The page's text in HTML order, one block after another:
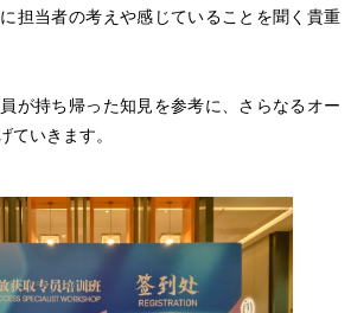
担当者の考えや感じていることを聞く貴重
が持ち帰った知見を参考に、さらなるオー
ていきます。